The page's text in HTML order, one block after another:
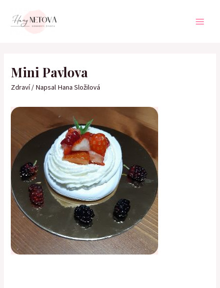
obsah
Mini Pavlova
Zdraví/ Napsal Hana Složilová